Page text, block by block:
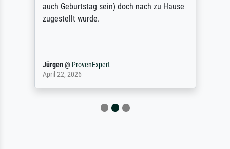
auch Geburtstag sein) doch nach zu Hause
zugestellt wurde.
Jürgen@ ProvenExpert
April 22, 2026